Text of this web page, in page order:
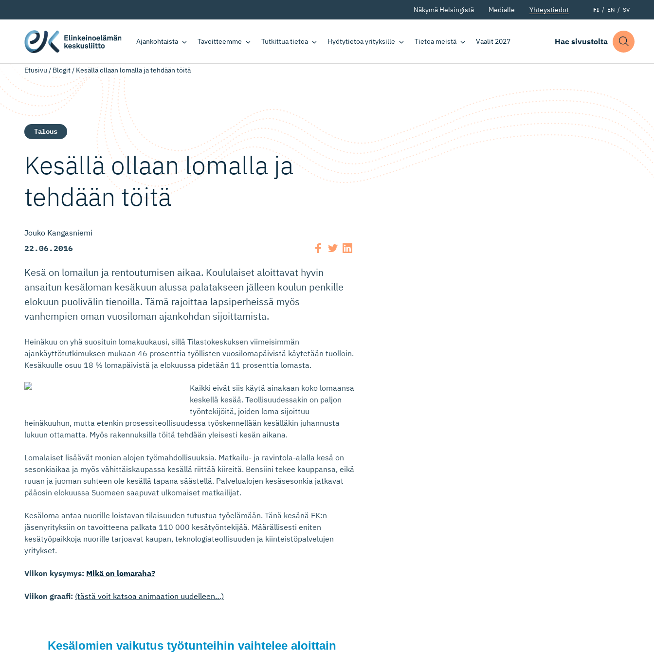
Näkymä Helsingistä Medialle Yhteystiedot FI EN SV
Ajankohtaista Tavoitteemme Tutkittua tietoa Hyötytietoa yrityksille Tietoa meistä Vaalit 2027 Hae sivustolta
Etusivu / Blogit/ Kesällä ollaan lomalla ja tehdään töitä
Talous
Kesällä ollaan lomalla ja
tehdään töitä
Jouko Kangasniemi
22.06.2016
Kesä on lomailun ja rentoutumisen aikaa. Koululaiset aloittavat hyvin
ansaitun kesäloman kesäkuun alussa palatakseen jälleen koulun penkille
elokuun puolivälin tienoilla. Tämä rajoittaa lapsiperheissä myös
vanhempien oman vuosiloman ajankohdan sijoittamista.
Heinäkuu on yhä suosituin lomakuukausi, sillä Tilastokeskuksen viimeisimmän
ajankäyttötutkimuksen mukaan 46 prosenttia työllisten vuosilomapäivistä käytetään tuolloin.
Kesäkuulle osuu 18 % lomapäivistä ja elokuussa pidetään 11 prosenttia lomasta.
Kaikki eivät siis käytä ainakaan koko lomaansa
keskellä kesää. Teollisuudessakin on paljon
työntekijöitä, joiden loma sijoittuu
heinäkuuhun, mutta etenkin prosessiteollisuudessa työskennellään kesälläkin juhannusta
lukuun ottamatta. Myös rakennuksilla töitä tehdään yleisesti kesän aikana.
Lomalaiset lisäävät monien alojen työmahdollisuuksia. Matkailu- ja ravintola-alalla kesä on
sesonkiaikaa ja myös vähittäiskaupassa kesällä riittää kiireitä. Bensiini tekee kauppansa, eikä
ruuan ja juoman suhteen ole kesällä tapana säästellä. Palvelualojen kesäsesonkia jatkavat
pääosin elokuussa Suomeen saapuvat ulkomaiset matkailijat.
Kesäloma antaa nuorille loistavan tilaisuuden tutustua työelämään. Tänä kesänä EK:n
jäsenyrityksiin on tavoitteena palkata 110 000 kesätyöntekijää. Määrällisesti eniten
kesätyöpaikkoja nuorille tarjoavat kaupan, teknologiateollisuuden ja kiinteistöpalvelujen
yritykset.
Viikon kysymys: Mikä on lomaraha?
Viikon graafi: (tästä voit katsoa animaation uudelleen…)